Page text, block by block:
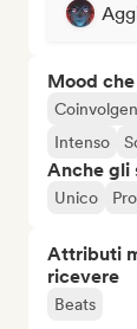
Mood
Intenso
Anche gli
Unico
Attributi
ricevere
Beats